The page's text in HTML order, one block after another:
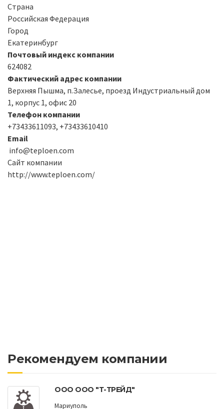
Страна
Российская Федерация
Город
Екатеринбург
Почтовый индекс компании
624082
Фактический адрес компании
Верхняя Пышма, п.Залесье, проезд Индустриальный дом
1, корпус 1, офис 20
Телефон компании
+73433611093, +73433610410
Email
info@teploen.com
Сайт компании
http://www.teploen.com/
Рекомендуем компании
ООО ООО "Т-ТРЕЙД"
Мариуполь